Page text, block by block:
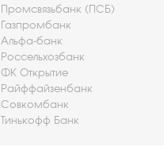
Промсвязьбанк (ПСБ)
Газпромбанк
Альфа-банк
Россельхозбанк
ФК Открытие
Райффайзенбанк
Совкомбанк
Тинькофф Банк